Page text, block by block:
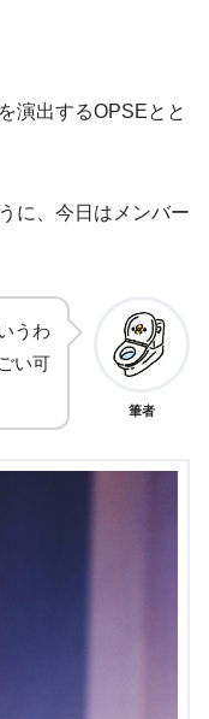
演出するOPSEとと
に、今日はメンバー
うわ
い可
筆者